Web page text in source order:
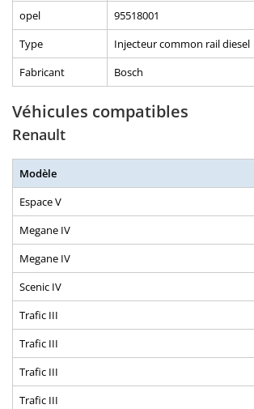
opel
95518001
Type
Injecteur common rail diesel
Fabricant
Bosch
Véhicules compatibles
Renault
Modèle
Espace V
Megane IV
Megane IV
Scenic IV
Trafic III
Trafic III
Trafic III
Trafic III